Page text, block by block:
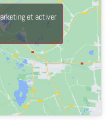
et activer